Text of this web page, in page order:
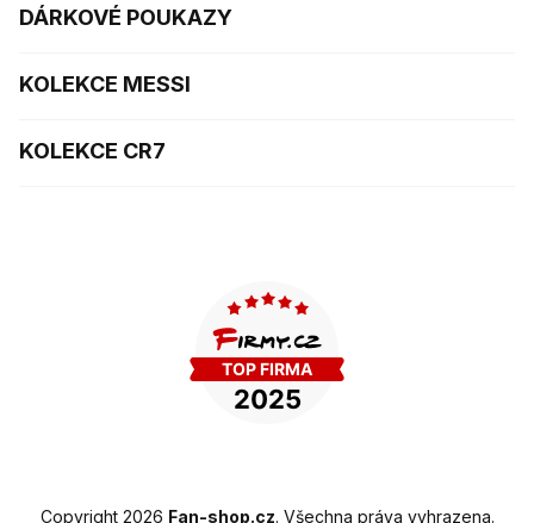
DÁRKOVÉ POUKAZY
KOLEKCE MESSI
KOLEKCE CR7
Copyright 2026 Fan-shop.cz. Všechna práva vyhrazena.